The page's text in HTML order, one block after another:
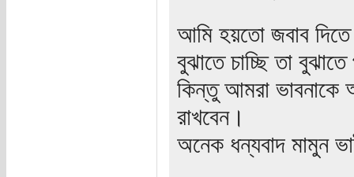
আমি হয়তো জবাব
বুঝাতে চাচ্ছি তা
কিন্তু আমরা ভাবনাকে
রাখবেন।
অনেক ধন্যবাদ মামুন